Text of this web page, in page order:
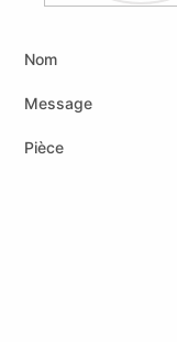
Nom
Message
Pièce